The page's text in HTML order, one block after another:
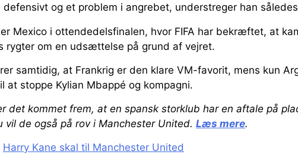
defensivt og et problem i angrebet, understreger han
Mexico i ottendedelsfinalen, hvor FIFA har bekræftet, at
rygter om en udsættelse på grund af vejret.
samtidig, at Frankrig er den klare VM-favorit, mens kun
at stoppe Kylian Mbappé og kompagni.
det kommet frem, at en spansk storklub har en aftale på
vil de også på rov i Manchester United. Læs mere.
Harry Kane skal til Manchester United